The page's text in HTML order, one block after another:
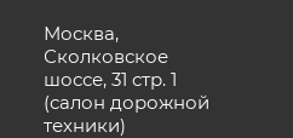
Москва,
Сколковское
шоссе, 31 стр. 1
(салон дорожной
техники)